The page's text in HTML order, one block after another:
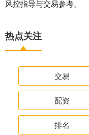
风控指导与交易参考。
热点关注
交易
配资
排名